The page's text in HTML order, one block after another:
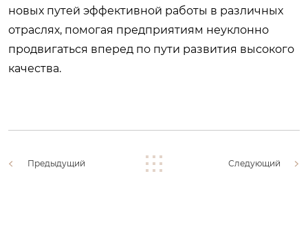
новых путей эффективной работы в различных
отраслях, помогая предприятиям неуклонно
продвигаться вперед по пути развития высокого
качества.
Предыдущий Следующий